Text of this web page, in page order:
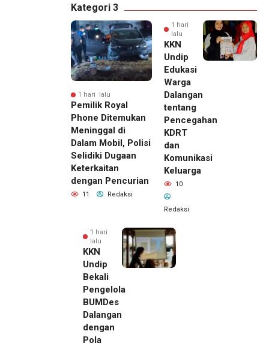
Kategori 3
1 hari lalu
Pemilik Royal
Phone Ditemukan
Meninggal di
Dalam Mobil, Polisi
Selidiki Dugaan
Keterkaitan
dengan Pencurian
11 Redaksi
1 hari
lalu
KKN
Undip
Edukasi
Warga
Dalangan
tentang
Pencegahan
KDRT
dan
Komunikasi
Keluarga
10
Redaksi
1 hari
lalu
KKN
Undip
Bekali
Pengelola
BUMDes
Dalangan
dengan
Pola